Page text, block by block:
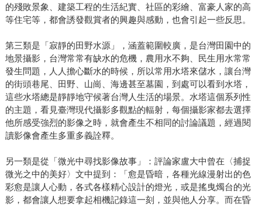
的殘敗景象、建築工程的生活紀實、社區的彩繪、富豪人家的高
等住宅等，都會誘發觀賞者的興趣與感動，也會引起一些反思。
第三類是「寂靜的田野水源」，涵蓋範圍較廣，是台灣田園中的
地景攝影，台灣常常有缺水的危機，農用水不夠、民生用水常常
發生問題，人人擔心斷水的時候，所以常用水塔來儲水，讓台灣
的街頭巷尾、田野、山崗、海邊甚至墓園，到處可以看到水塔，
這些水塔總是靜靜地守候著台灣人生活的場景。水塔這個系列性
的主題，看見臺灣現代攝影多觀點的輻射，每個攝影家都去選擇
他所感受強烈的影像之時，就會產生不相同的討論議題，經過閱
讀影像會產生多重多義詮釋。
另一類是從「微光中尋找影像故事」：評論家盧大中曾在〈捕捉
微光之中的美好〉文中提到：「愈是昏暗，各種光線漫射出的色
彩愈是讓人心動，各式各樣精心設計的燈光，或是搖曳燭台的光
影，都會讓人想要拿起相機記錄這一刻，並與他人分享。而在昏